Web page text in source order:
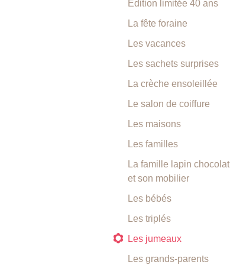
Edition limitée 40 ans
La fête foraine
Les vacances
Les sachets surprises
La crèche ensoleillée
Le salon de coiffure
Les maisons
Les familles
La famille lapin chocolat
et son mobilier
Les bébés
Les triplés
Les jumeaux
Les grands-parents